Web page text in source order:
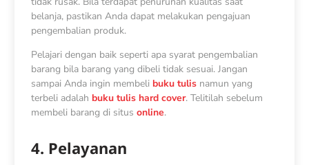
belanja, pastikan Anda dapat melakukan pengajuan
pengembalian produk.
Pelajari dengan baik seperti apa syarat pengembalian
barang bila barang yang dibeli tidak sesuai. Jangan
sampai Anda ingin membeli buku tulis namun yang
terbeli adalah buku tulis hard cover. Telitilah sebelum
membeli barang di situsonline.
4. Pelayanan